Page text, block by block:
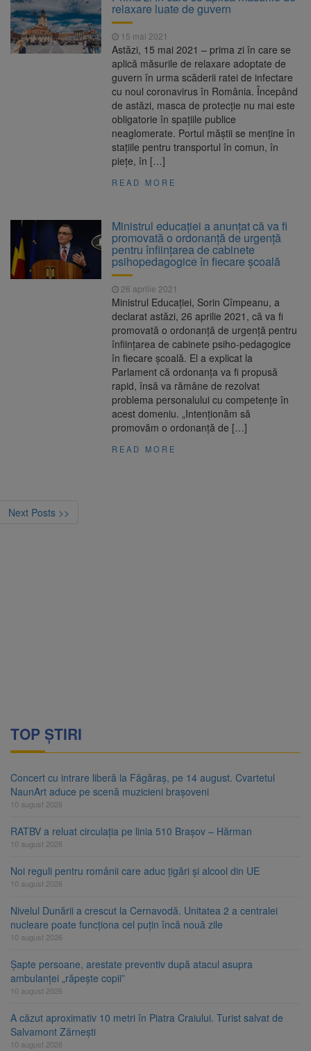
relaxare luate de guvern
15 mai 2021
Astăzi, 15 mai 2021 – prima zi în care se
aplică măsurile de relaxare adoptate de
guvern în urma scăderii ratei de infectare
cu noul coronavirus în România. Începând
de astăzi, masca de protecție nu mai este
obligatorie în spațiile publice
neaglomerate. Portul măștii se menține în
stațiile pentru transportul în comun, în
piețe, în […]
READ MORE
Ministrul educației a anunțat că va fi
promovată o ordonanță de urgență
pentru înființarea de cabinete
psihopedagogice în fiecare școală
26 aprilie 2021
Ministrul Educaţiei, Sorin Cîmpeanu, a
declarat astăzi, 26 aprilie 2021, că va fi
promovată o ordonanţă de urgenţă pentru
înfiinţarea de cabinete psiho-pedagogice
în fiecare şcoală. El a explicat la
Parlament că ordonanța va fi propusă
rapid, însă va rămâne de rezolvat
problema personalului cu competențe în
acest domeniu. „Intenţionăm să
promovăm o ordonanţă de […]
READ MORE
Next Posts >>
TOP ȘTIRI
Concert cu intrare liberă la Făgăraș, pe 14 august. Cvartetul
NaunArt aduce pe scenă muzicieni brașoveni
10 august 2026
RATBV a reluat circulația pe linia 510 Brașov – Hărman
10 august 2026
Noi reguli pentru românii care aduc țigări și alcool din UE
10 august 2026
Nivelul Dunării a crescut la Cernavodă. Unitatea 2 a centralei
nucleare poate funcționa cel puțin încă nouă zile
10 august 2026
Șapte persoane, arestate preventiv după atacul asupra
ambulanței „răpește copii”
10 august 2026
A căzut aproximativ 10 metri în Piatra Craiului. Turist salvat de
Salvamont Zărnești
10 august 2026